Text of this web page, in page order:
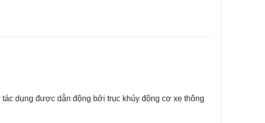
dụng được dẫn động bởi trục khủy động cơ xe thông